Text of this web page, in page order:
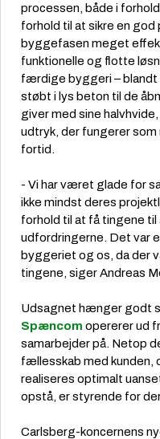
processen, både i
forhold til at sikre en god
byggefasen meget
funktionelle og flotte
færdige byggeri – blandt
støbt i lys beton til de
giver med sine
udtryk, der fungerer
fortid.
- Vi har været glade for
ikke mindst deres
forhold til at få tingene
udfordringerne. Det var
byggeriet og os, da der
tingene, siger Andreas
Udsagnet hænger godt
Spæncom opererer ud
samarbejder på. Netop
fællesskab med kunden,
realiseres optimalt
opstå, er styrende for
Carlsberg-koncernens